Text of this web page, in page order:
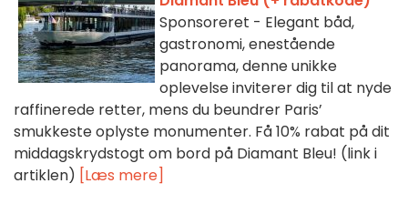
Sponsoreret - Elegant båd,
gastronomi, enestående
panorama, denne unikke
oplevelse inviterer dig til at nyde
raffinerede retter, mens du beundrer Paris’
smukkeste oplyste monumenter. Få 10% rabat på dit
middagskrydstogt om bord på Diamant Bleu! (link i
artiklen) [Læs mere]